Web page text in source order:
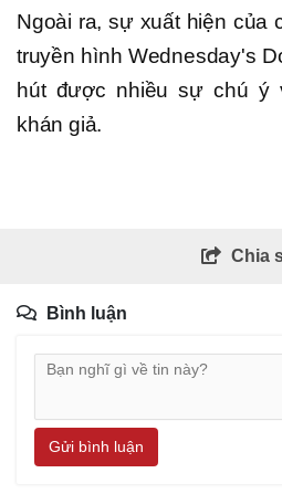
Ngoài ra, sự xuất hiện của
truyền hình Wednesday's
hút được nhiều sự chú ý
khán giả.
Chia
Bình luận
Gửi bình luận